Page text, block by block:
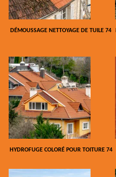
DÉMOUSSAGE NETTOYAGE DE TUILE 74
HYDROFUGE COLORÉ POUR TOITURE 74